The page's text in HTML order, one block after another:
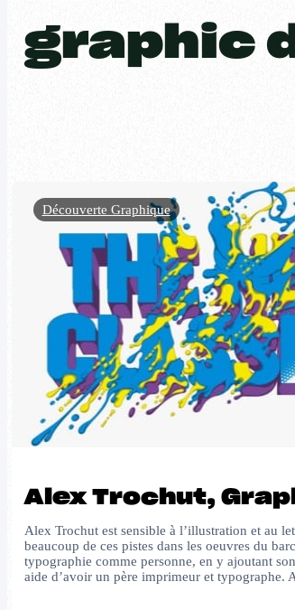
graphic
Alex Trochut,
Alex Trochut est sensible à lʼillustration et au
beaucoup de ces pistes dans les oeuvres du
typographie comme personne, en y ajoutant
aide dʼavoir un père imprimeur et typographe.
Découverte Graphique